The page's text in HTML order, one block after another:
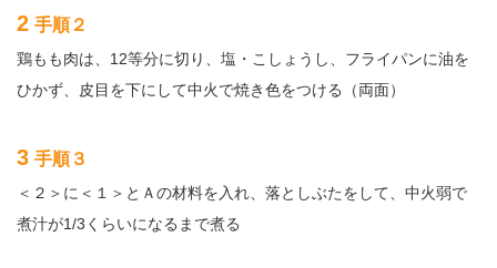
2 手順２
鶏もも肉は、12等分に切り、塩・こしょうし、フライパンに油を
ひかず、皮目を下にして中火で焼き色をつける（両面）
3 手順３
＜２＞に＜１＞とＡの材料を入れ、落としぶたをして、中火弱で
煮汁が1/3くらいになるまで煮る